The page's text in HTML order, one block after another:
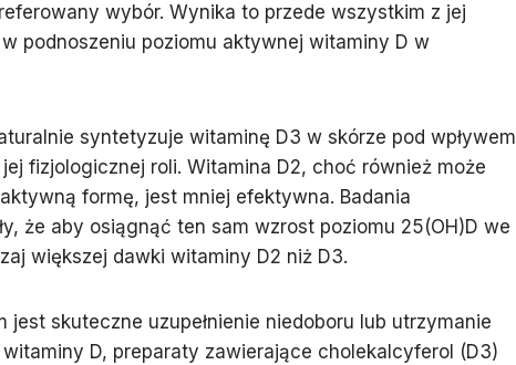
wybór. Wynika to przede wszystkim z jej
podnoszeniu poziomu aktywnej witaminy D w
syntetyzuje witaminę D3 w skórze pod wpływem
fizjologicznej roli. Witamina D2, choć również może
formę, jest mniej efektywna. Badania
że aby osiągnąć ten sam wzrost poziomu 25(OH)D we
większej dawki witaminy D2 niż D3.
jest skuteczne uzupełnienie niedoboru lub utrzymanie
D, preparaty zawierające cholekalcyferol (D3)